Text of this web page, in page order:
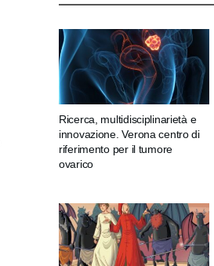
Ricerca, multidisciplinarietà e
innovazione. Verona centro di
riferimento per il tumore
ovarico